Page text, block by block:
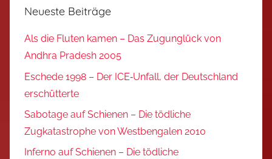
Neueste Beiträge
Als die Fluten kamen – Das Zugunglück von
Andhra Pradesh 2005
Eschede 1998 – Der ICE‑Unfall, der Deutschland
erschütterte
Sabotage auf Schienen – Die tödliche
Zugkatastrophe von Westbengalen 2010
Inferno auf Schienen – Die tödliche